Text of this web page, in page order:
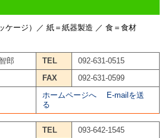
ージ）／ 紙＝紙器製造 ／ 食＝食材
郎 TEL
092-631-0515
FAX 092-631-0599
ホームページへ
E-mailを送
る
TEL
093-642-1545